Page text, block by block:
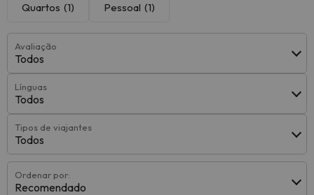
Quartos (1) Pessoal (1)
Avaliação
Todos
Línguas
Todos
Tipos de viajantes
Todos
Ordenar por:
Recomendado